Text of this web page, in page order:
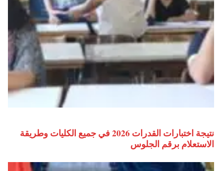
نتيجة اختبارات القدرات 2026 في جميع الكليات وطريقة
الاستعلام برقم الجلوس